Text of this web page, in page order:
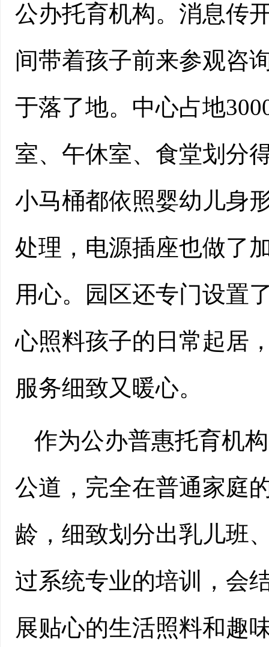
公办托育机构。消息传
间带着孩子前来参观咨
于落了地。中心占地
室、午休室、食堂划分
小马桶都依照婴幼儿身
处理，电源插座也做了
用心。园区还专门设置
心照料孩子的日常起居
服务细致又暖心。
作为公办普惠托育机
公道，完全在普通家庭
龄，细致划分出乳儿班
过系统专业的培训，会
展贴心的生活照料和趣